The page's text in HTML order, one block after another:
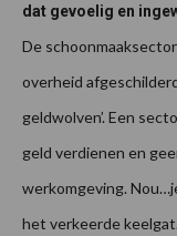
dat gevoelig en
De
overheid
geldwolven’. Een
geld verdienen en
werkomgeving.
het verkeerde keelgat.